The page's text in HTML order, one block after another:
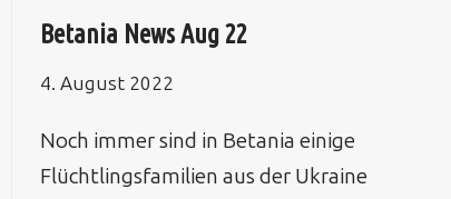
Betania News Aug 22
4. August 2022
Noch immer sind in Betania einige
Flüchtlingsfamilien aus der Ukraine